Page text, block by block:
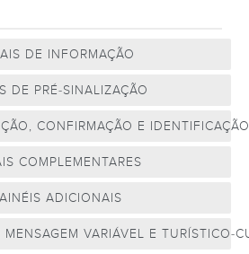
DE INFORMAÇÃO
DE PRÉ-SINALIZAÇÃO
CONFIRMAÇÃO E IDENTIFICAÇÃO
COMPLEMENTARES
ADICIONAIS
VARIÁVEL E TURÍSTICO-